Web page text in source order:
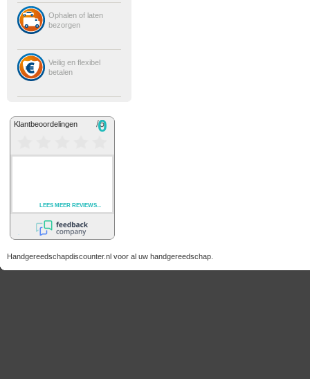
Ophalen of laten
bezorgen
Veilig en flexibel
betalen
Handgereedschapdiscounter.nl voor al uw handgereedschap.